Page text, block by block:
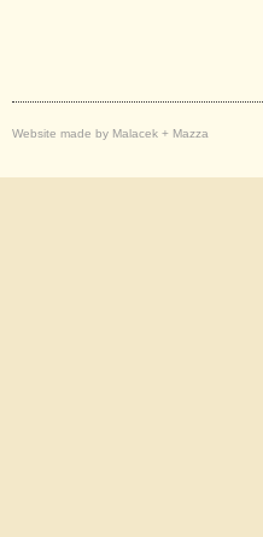
Website made by Malacek + Mazza